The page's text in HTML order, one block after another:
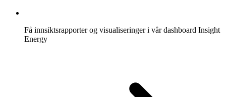
Få innsiktsrapporter og visualiseringer i vår dashboard Insight
Energy